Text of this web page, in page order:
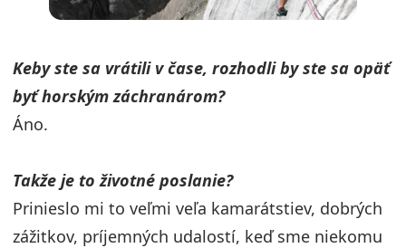
Keby ste sa vrátili v čase, rozhodli by ste sa opäť
byť horským záchranárom?
Áno.
Takže je to životné poslanie?
Prinieslo mi to veľmi veľa kamarátstiev, dobrých
zážitkov, príjemných udalostí, keď sme niekomu